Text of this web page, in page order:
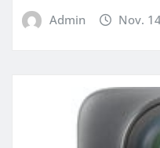
Admin Nov.